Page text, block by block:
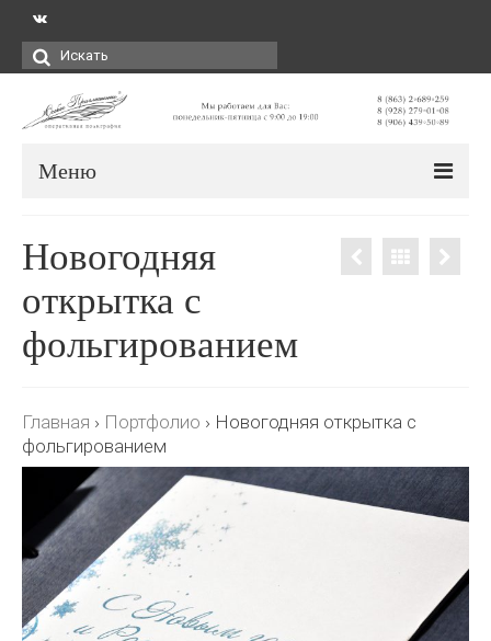
Искать:
Меню
Новогодняя
открытка с
фольгированием
Главная › Портфолио › Новогодняя открытка с
фольгированием